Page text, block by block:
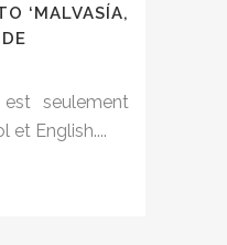
‘MALVASÍA,
seulement
et English....